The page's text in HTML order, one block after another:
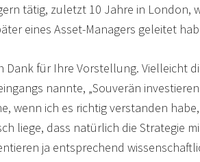
tätig, zuletzt 10 Jahre in London,
eines Asset-Managers geleitet
Dank für Ihre Vorstellung. Vielleicht
nannte, „Souverän
wenn ich es richtig verstanden habe,
liege, dass natürlich die Strategie
ja entsprechend